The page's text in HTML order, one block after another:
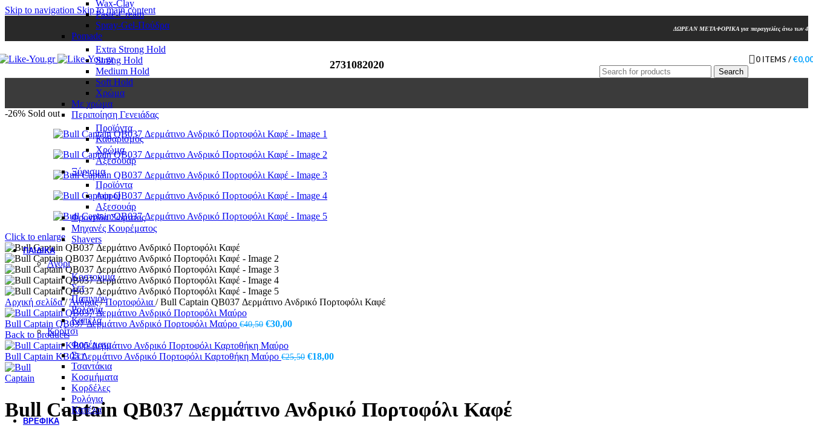
Skip to navigation Skip to main content
ΔΩΡΕΑΝ ΜΕΤΑΦΟΡΙΚΑ για παραγγελίες άνω των
2731082020
Search
0 ITEMS /€
Wax-Clay
Paste-Cream
Spray-Gel-Πούδρα
Pomade
Extra Strong Hold
Strong Hold
Medium Hold
Soft Hold
Χρώμα
Με χρώμα
Περιποίηση Γενειάδας
Προϊόντα
Καθαρισμός
Χρώμα
Αξεσουάρ
Ξύρισμα
Προϊόντα
Αφροί
Αξεσουάρ
Φροντίδα Σώματος
Μηχανές Κουρέματος
Shavers
ΠΑΙΔΙΚΆ
Αγόρι
Κοστούμια
Σετ
Παπιγιόν
Ρολόγια
Καπέλα
Κορίτσι
Φορέματα
Σετ
Τσαντάκια
Κοσμήματα
Κορδέλες
Ρολόγια
Καπέλα
ΒΡΕΦΙΚΆ
-26% Sold out
Click to enlarge
Αρχική σελίδα/ Άνδρας/ Πορτοφόλια / Bull Captain QB037 Δερμάτινο Ανδρικό Πορτοφόλι Καφέ
Bull Captain QB037 Δερμάτινο Ανδρικό Πορτοφόλι Μαύρο €40,50 Original
was:
€40,50.
€30,00Η
είναι:
Back to products
Bull Captain KB05 Δερμάτινο Ανδρικό Πορτοφόλι Καρτοθήκη Μαύρο €25,50 Original
€18,00Η
€18,00.
Bull Captain QB037 Δερμάτινο Ανδρικό Πορτοφόλι Καφέ